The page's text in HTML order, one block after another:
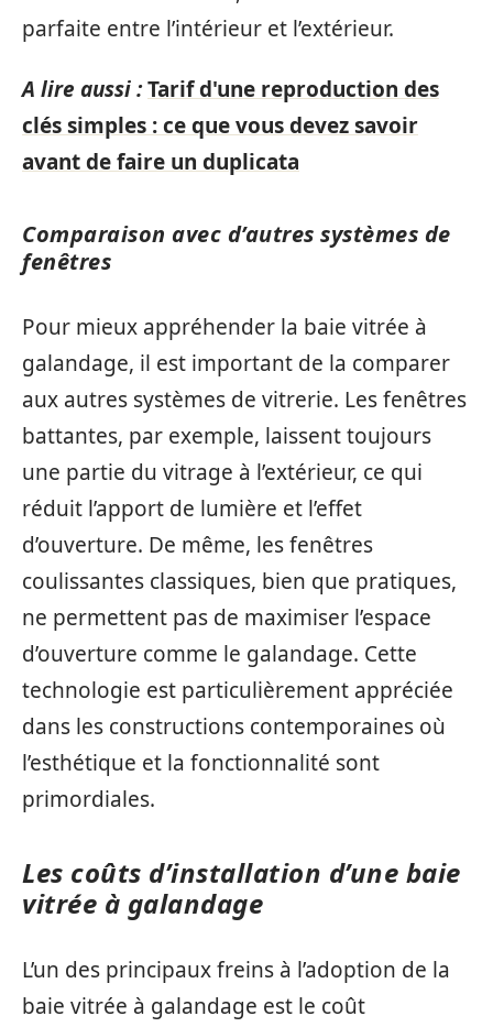
parfaite entre l’intérieur et l’extérieur.
A lire aussi :Tarif d'une reproduction des
clés simples : ce que vous devez savoir
avant de faire un duplicata
Comparaison avec d’autres systèmes de
fenêtres
Pour mieux appréhender la baie vitrée à
galandage, il est important de la comparer
aux autres systèmes de vitrerie. Les fenêtres
battantes, par exemple, laissent toujours
une partie du vitrage à l’extérieur, ce qui
réduit l’apport de lumière et l’effet
d’ouverture. De même, les fenêtres
coulissantes classiques, bien que pratiques,
ne permettent pas de maximiser l’espace
d’ouverture comme le galandage. Cette
technologie est particulièrement appréciée
dans les constructions contemporaines où
l’esthétique et la fonctionnalité sont
primordiales.
Les coûts d’installation d’une baie
vitrée à galandage
L’un des principaux freins à l’adoption de la
baie vitrée à galandage est le coût